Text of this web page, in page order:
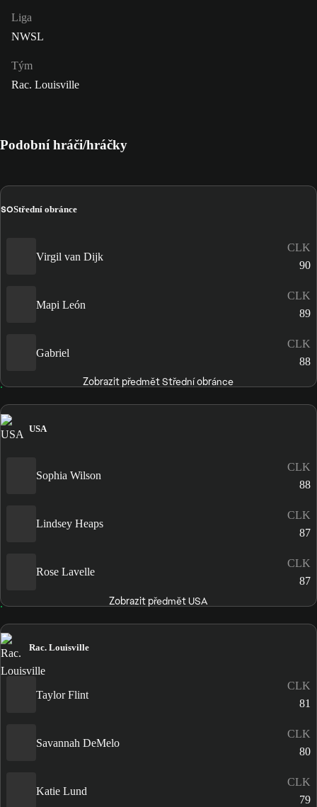
Liga
NWSL
Tým
Rac. Louisville
Podobní hráči/hráčky
SOStřední obránce
Virgil van Dijk
CLK
90
Mapi León
CLK
89
Gabriel
CLK
88
Zobrazit předmět Střední obránce
USA
Sophia Wilson
CLK
88
Lindsey Heaps
CLK
87
Rose Lavelle
CLK
87
Zobrazit předmět USA
Rac. Louisville
Taylor Flint
CLK
81
Savannah DeMelo
CLK
80
Katie Lund
CLK
79